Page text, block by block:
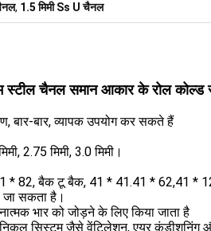
, 1.5 मिमी Ss U चैनल
स्टील चैनल समान आकार के रोल कोल्ड
बार-बार, व्यापक उपयोग कर सकते हैं
2.75 मिमी, 3.0 मिमी।
* 82, बैक टू बैक, 41 * 41.41 * 62,41 *
जा सकता है।
भार को जोड़ने के लिए किया जाता है
सिस्टम जैसे वेंटिलेशन, एयर कंडीशनिंग